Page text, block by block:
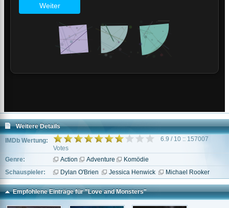
Weitere Details
IMDb Wertung:
6.9 / 10 :: 157007
Votes
Genre:
Action Adventure
Komödie
Schauspieler:
Dylan O'Brien Jessica Henwick Michael Rooker
Empfohlene Einträge für "Love and Monsters"